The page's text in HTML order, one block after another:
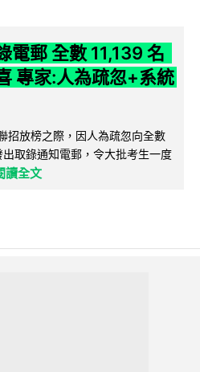
電郵 全數 11,139 名
專家:人為疏忽+系統
招放榜之際，因人為疏忽向全數
取錄通知電郵，令大批考生一度
讀全文